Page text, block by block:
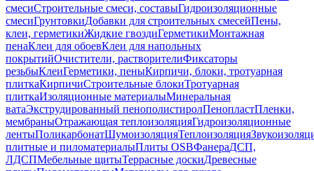
смесиСтроительные смеси, составыГидроизоляционные
смесиГрунтовкиДобавки для строительных смесейПены,
клеи, герметикиЖидкие гвоздиГерметикиМонтажная
пенаКлеи для обоевКлеи для напольных
покрытийОчистители, растворителиФиксаторы
резьбыКлеиГерметики, пеныКирпичи, блоки, тротуарная
плиткаКирпичиСтроительные блокиТротуарная
плиткаИзоляционные материалыМинеральная
ватаЭкструдированный пенополистиролПенопластПленки,
мембраныОтражающая теплоизоляцияГидроизоляционные
лентыПоликарбонатШумоизоляцияТеплоизоляция
плитные и пиломатериалыПлиты OSBФанераДСП,
ЛДСПМебельные щитыТеррасные доскиДревесные